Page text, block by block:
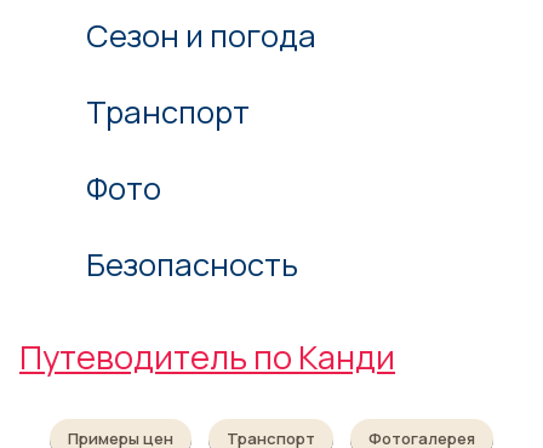
Сезон и погода
Транспорт
Фото
Безопасность
Путеводитель по Канди
Примеры цен Транспорт
Фотогалерея